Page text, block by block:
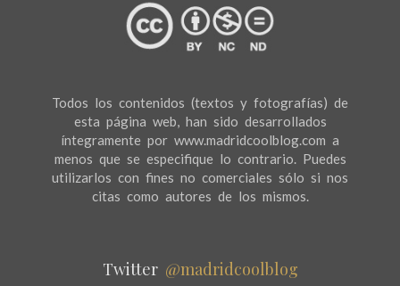
Todos los contenidos (textos y fotografías) de
esta página web, han sido desarrollados
íntegramente por www.madridcoolblog.com a
menos que se especifique lo contrario. Puedes
utilizarlos con fines no comerciales sólo si nos
citas como autores de los mismos.
Twitter @madridcoolblog